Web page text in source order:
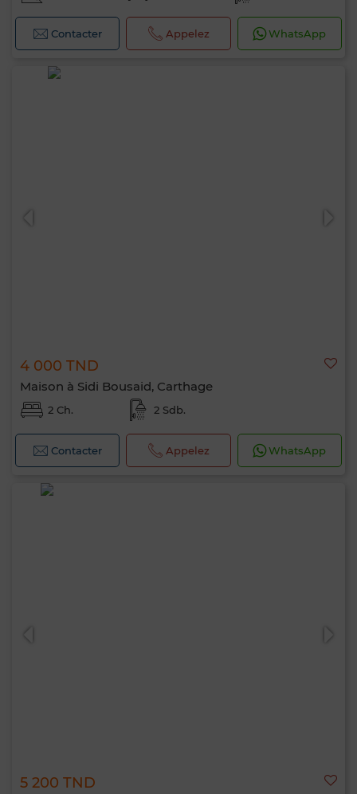
Contacter Appelez WhatsApp
4 000 TND
Maison à Sidi Bousaid, Carthage
2 Ch. 2 Sdb.
Contacter Appelez WhatsApp
5 200 TND